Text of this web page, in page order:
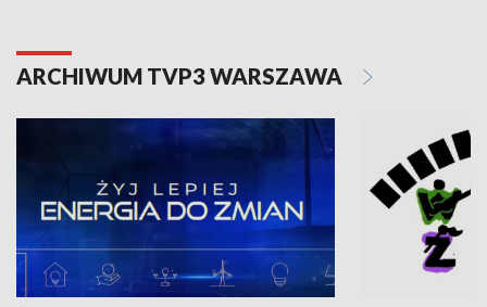
ARCHIWUM TVP3 WARSZAWA